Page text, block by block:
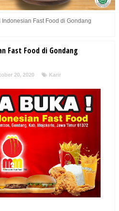
Fast Food di Gondang
Fast Food di Gondang
20, 2020 Karir